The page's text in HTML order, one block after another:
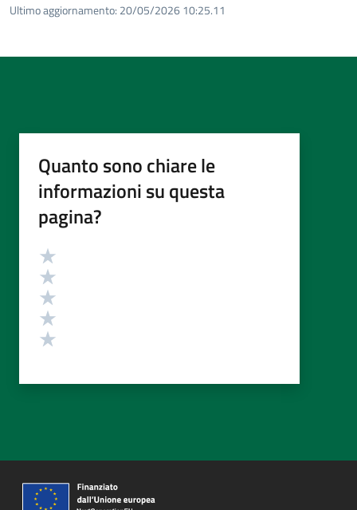
Ultimo aggiornamento: 20/05/2026 10:25.11
Quanto sono chiare le
informazioni su questa
pagina?
Valutazione